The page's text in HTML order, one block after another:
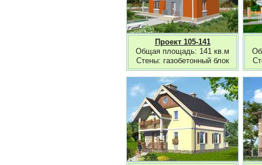
Проект 105-141
Общая площадь: 141 кв.м
Стены: газобетонный блок